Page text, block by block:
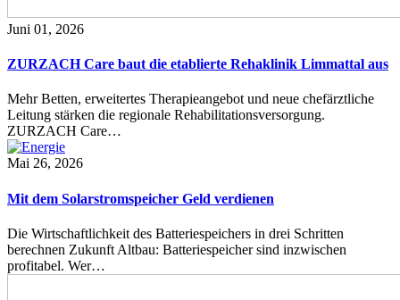
Juni 01, 2026
ZURZACH Care baut die etablierte Rehaklinik Limmattal aus
Mehr Betten, erweitertes Therapieangebot und neue chefärztliche
Leitung stärken die regionale Rehabilitationsversorgung.
ZURZACH Care…
Mai 26, 2026
Mit dem Solarstromspeicher Geld verdienen
Die Wirtschaftlichkeit des Batteriespeichers in drei Schritten
berechnen Zukunft Altbau: Batteriespeicher sind inzwischen
profitabel. Wer…